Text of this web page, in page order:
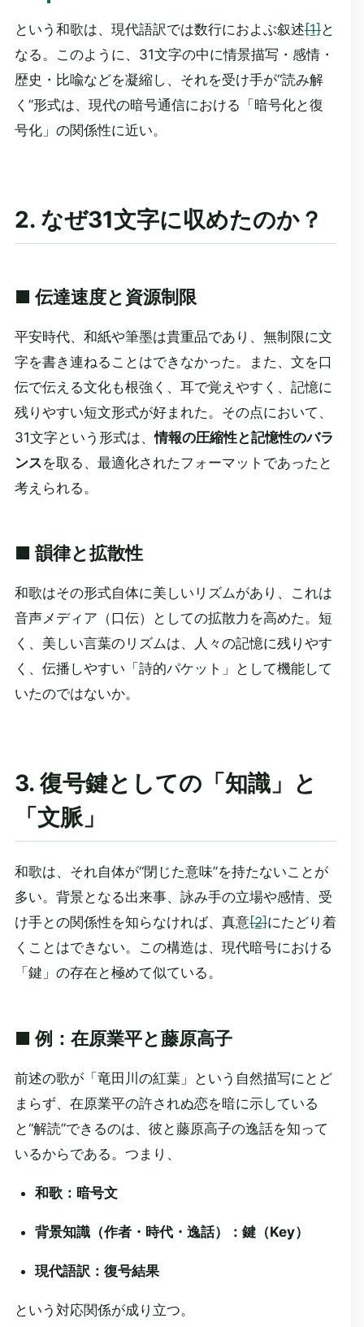
という和歌は、現代語訳では数行におよぶ叙述[1]と
なる。このように、31文字の中に情景描写・感情・
歴史・比喩などを凝縮し、それを受け手が“読み解
く”形式は、現代の暗号通信における「暗号化と復
号化」の関係性に近い。
2. なぜ31文字に収めたのか？
■ 伝達速度と資源制限
平安時代、和紙や筆墨は貴重品であり、無制限に文
字を書き連ねることはできなかった。また、文を口
伝で伝える文化も根強く、耳で覚えやすく、記憶に
残りやすい短文形式が好まれた。その点において、
31文字という形式は、情報の圧縮性と記憶性のバラ
ンスを取る、最適化されたフォーマットであったと
考えられる。
■ 韻律と拡散性
和歌はその形式自体に美しいリズムがあり、これは
音声メディア（口伝）としての拡散力を高めた。短
く、美しい言葉のリズムは、人々の記憶に残りやす
く、伝播しやすい「詩的パケット」として機能して
いたのではないか。
3. 復号鍵としての「知識」と
「文脈」
和歌は、それ自体が“閉じた意味”を持たないことが
多い。背景となる出来事、詠み手の立場や感情、受
け手との関係性を知らなければ、真意[2]にたどり着
くことはできない。この構造は、現代暗号における
「鍵」の存在と極めて似ている。
■ 例：在原業平と藤原高子
前述の歌が「竜田川の紅葉」という自然描写にとど
まらず、在原業平の許されぬ恋を暗に示している
と“解読”できるのは、彼と藤原高子の逸話を知って
いるからである。つまり、
和歌：暗号文
背景知識（作者・時代・逸話）：鍵（Key）
現代語訳：復号結果
という対応関係が成り立つ。